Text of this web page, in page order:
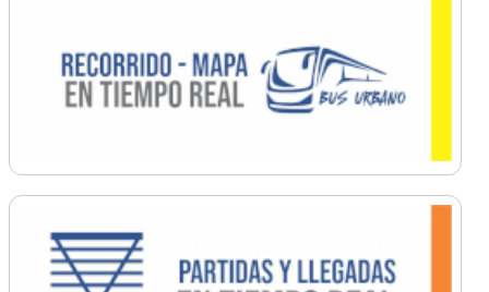
Ordenamiento
Promoción Social
Salud
Secretaría General